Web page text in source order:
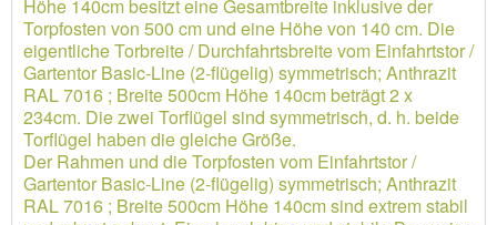
Höhe 140cm besitzt eine Gesamtbreite inklusive der
Torpfosten von 500 cm und eine Höhe von 140 cm. Die
eigentliche Torbreite / Durchfahrtsbreite vom Einfahrtstor /
Gartentor Basic-Line (2-flügelig) symmetrisch; Anthrazit
RAL 7016 ; Breite 500cm Höhe 140cm beträgt 2 x
234cm. Die zwei Torflügel sind symmetrisch, d. h. beide
Torflügel haben die gleiche Größe.
Der Rahmen und die Torpfosten vom Einfahrtstor /
Gartentor Basic-Line (2-flügelig) symmetrisch; Anthrazit
RAL 7016 ; Breite 500cm Höhe 140cm sind extrem stabil